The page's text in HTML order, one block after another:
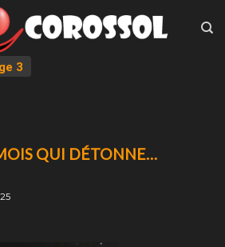
3
QUI DÉTONNE…